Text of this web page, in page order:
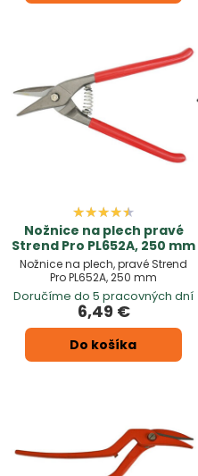
Nožnice na plech pravé
Strend Pro PL652A, 250 mm
Nožnice na plech, pravé Strend
Pro PL652A, 250 mm
Doručíme do 5 pracovných dní
6,49 €
Do košíka